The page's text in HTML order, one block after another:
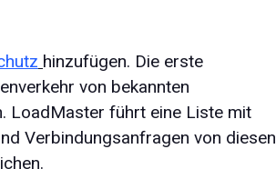
hinzufügen. Die erste
von bekannten
LoadMaster führt eine Liste mit
Verbindungsanfragen von diesen